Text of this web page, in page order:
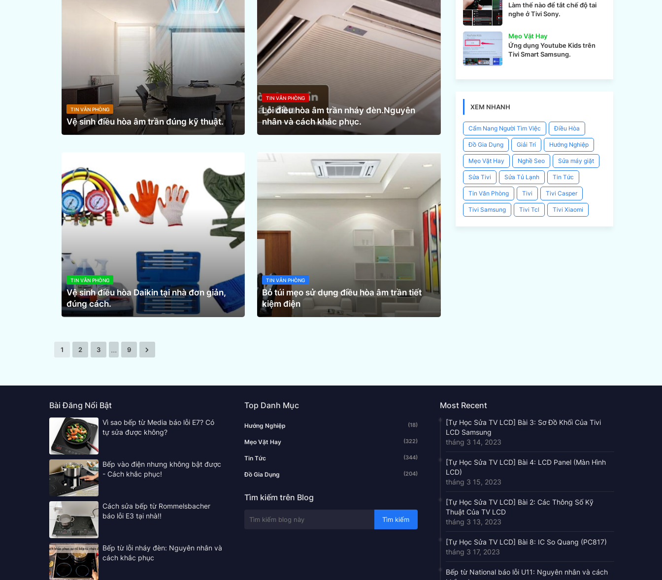
TIN VĂN PHÒNG
Vệ sinh điều hòa âm trần đúng kỹ thuật.
TIN VĂN PHÒNG
Lỗi điều hòa âm trần nháy đèn.Nguyên
nhân và cách khắc phục.
TIN VĂN PHÒNG
Vệ sinh điều hòa Daikin tại nhà đơn giản,
đúng cách.
TIN VĂN PHÒNG
Bỏ túi mẹo sử dụng điều hòa âm trần tiết
kiệm điện
1 2 3 ... 9
Làm thế nào để tắt chế độ tai
nghe ở Tivi Sony.
Mẹo Vặt Hay
Ứng dụng Youtube Kids trên
Tivi Smart Samsung.
XEM NHANH
Cẩm Nang Người Tìm Việc Điều Hòa
Đồ Gia Dụng Giải Trí Hướng Nghiệp
Mẹo Vặt Hay Nghề Seo Sửa máy giặt
Sửa Tivi Sửa Tủ Lạnh Tin Tức
Tin Văn Phòng Tivi Tivi Casper
Tivi Samsung Tivi Tcl Tivi Xiaomi
Bài Đăng Nổi Bật
Vì sao bếp từ Media báo lỗi E7? Có
tự sửa được không?
Bếp vào điện nhưng không bật được
- Cách khắc phục!
Cách sửa bếp từ Rommelsbacher
báo lỗi E3 tại nhà!!
Bếp từ lỗi nháy đèn: Nguyên nhân và
cách khắc phục
Top Danh Mục
Hướng Nghiệp (18)
Mẹo Vặt Hay (322)
Tin Tức (344)
Đồ Gia Dụng (204)
Tìm kiếm trên Blog
Most Recent
[Tự Học Sửa TV LCD] Bài 3: Sơ Đồ Khối Của Tivi
LCD Samsung
tháng 3 14, 2023
[Tự Học Sửa TV LCD] Bài 4: LCD Panel (Màn Hình
LCD)
tháng 3 15, 2023
[Tự Học Sửa TV LCD] Bài 2: Các Thông Số Kỹ
Thuật Của TV LCD
tháng 3 13, 2023
[Tự Học Sửa TV LCD] Bài 8: IC So Quang (PC817)
tháng 3 17, 2023
Bếp từ National báo lỗi U11: Nguyên nhân và cách